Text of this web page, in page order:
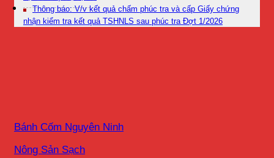
Thông báo: V/v kết quả chấm phúc tra và cấp Giấy chứng
nhận kiểm tra kết quả TSHNLS sau phúc tra Đợt 1/2026
Bánh Cốm Nguyên Ninh
Nông Sản Sạch